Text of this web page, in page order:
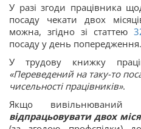
У разі згоди працівника
посаду чекати двох
можна, згідно зі статтею
посаду у день попередження.
У трудову книжку
«Переведений на таку-то
чисельності працівників».
Якщо вивільнюваний
відпрацьовувати двох